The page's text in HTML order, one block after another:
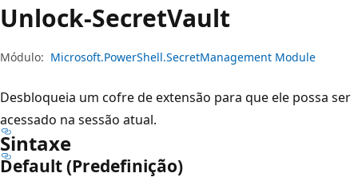
Unlock-SecretVault
Módulo: Microsoft.PowerShell.SecretManagement Module
Desbloqueia um cofre de extensão para que ele possa ser
acessado na sessão atual.
Sintaxe
Default (Predefinição)